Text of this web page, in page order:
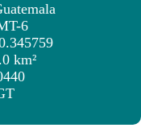
6
km²